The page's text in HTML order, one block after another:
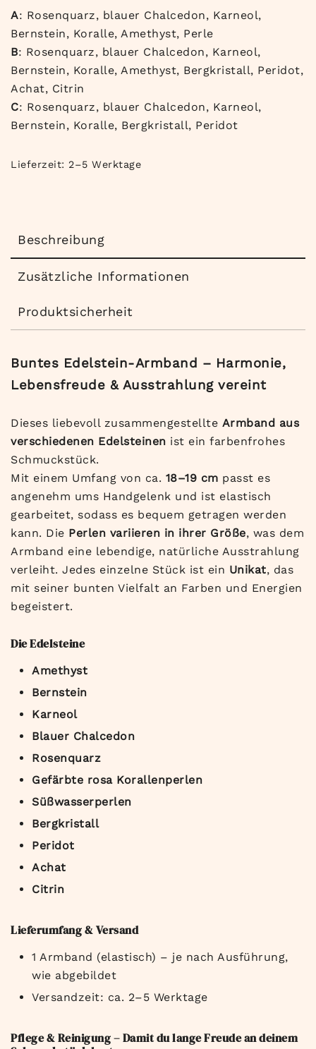
A: Rosenquarz, blauer Chalcedon, Karneol,
Bernstein, Koralle, Amethyst, Perle
B: Rosenquarz, blauer Chalcedon, Karneol,
Bernstein, Koralle, Amethyst, Bergkristall, Peridot,
Achat, Citrin
C: Rosenquarz, blauer Chalcedon, Karneol,
Bernstein, Koralle, Bergkristall, Peridot
Lieferzeit: 2–5 Werktage
Beschreibung
Zusätzliche Informationen
Produktsicherheit
Buntes Edelstein-Armband – Harmonie,
Lebensfreude & Ausstrahlung vereint
Dieses liebevoll zusammengestellte Armband aus
verschiedenen Edelsteinen ist ein farbenfrohes
Schmuckstück.
Mit einem Umfang von ca. 18–19 cm passt es
angenehm ums Handgelenk und ist elastisch
gearbeitet, sodass es bequem getragen werden
kann. Die Perlen variieren in ihrer Größe, was dem
Armband eine lebendige, natürliche Ausstrahlung
verleiht. Jedes einzelne Stück ist ein Unikat, das
mit seiner bunten Vielfalt an Farben und Energien
begeistert.
Die Edelsteine
Amethyst
Bernstein
Karneol
Blauer Chalcedon
Rosenquarz
Gefärbte rosa Korallenperlen
Süßwasserperlen
Bergkristall
Peridot
Achat
Citrin
Lieferumfang & Versand
1 Armband (elastisch) – je nach Ausführung,
wie abgebildet
Versandzeit: ca. 2–5 Werktage
Pflege & Reinigung – Damit du lange Freude an deinem